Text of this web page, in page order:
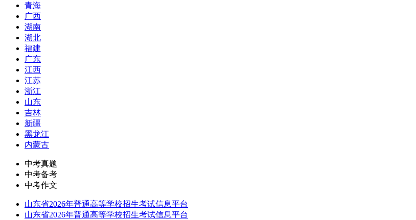
青海
广西
湖南
湖北
福建
广东
江西
江苏
浙江
山东
吉林
新疆
黑龙江
内蒙古
中考真题
中考备考
中考作文
山东省2026年普通高等学校招生考试信息平台
山东省2026年普通高等学校招生考试信息平台